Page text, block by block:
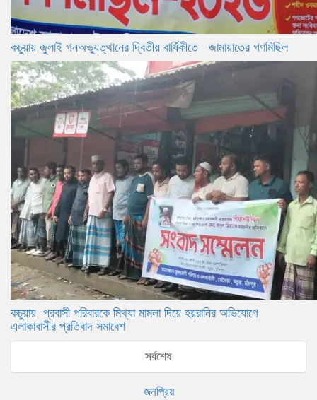
কচুয়ায় জুলাই গনঅভ্যুত্থানের দ্বিতীয় বার্ষিকীতে জামায়াতের গণমিছিল
কচুয়ায় প্রবাসী পরিবারকে মিথ্যা মামলা দিয়ে হয়রানির অভিযোগে
এলাকাবাসীর প্রতিবাদ সমাবেশ
সর্বশেষ
জনপ্রিয়